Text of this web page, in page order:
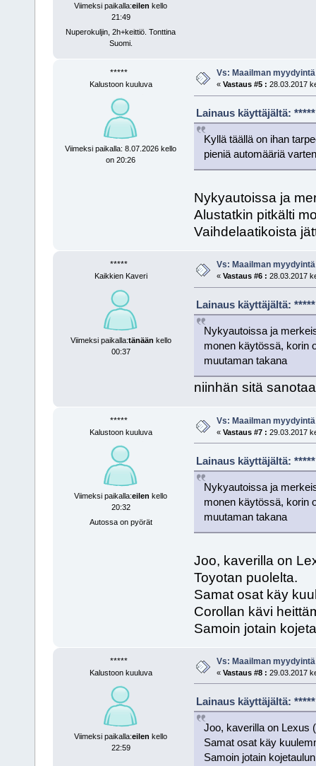
Viimeksi paikalla:eilen kello
21:49
Nuperokuljin, 2h+keittiö. Tonttina
Suomi.
*****
Kalustoon kuuluva
Viimeksi paikalla: 8.07.2026 kello
on 20:26
Vs: Maailman
« Vastaus #5 : 28.03.2017
Lainaus käyttäjältä:
Kyllä täällä on ihan
pieniä automääriä
Nykyautoissa ja
Alustatkin pitkälti
Vaihdelaatikoista
*****
Kaikkien Kaveri
Viimeksi paikalla:tänään kello
00:37
Vs: Maailman
« Vastaus #6 : 28.03.2017
Lainaus käyttäjältä:
Nykyautoissa ja
monen käytössä, korin
muutaman takana
niinhän sitä
*****
Kalustoon kuuluva
Viimeksi paikalla:eilen kello
20:32
Autossa on pyörät
Vs: Maailman
« Vastaus #7 : 29.03.2017
Lainaus käyttäjältä:
Nykyautoissa ja
monen käytössä, korin
muutaman takana
Joo, kaverilla on
Toyotan puolelta.
Samat osat käy
Corollan kävi
Samoin jotain
*****
Kalustoon kuuluva
Viimeksi paikalla:eilen kello
22:59
Vs: Maailman
« Vastaus #8 : 29.03.2017
Lainaus käyttäjältä:
Joo, kaverilla on Lexus
Samat osat käy
Samoin jotain